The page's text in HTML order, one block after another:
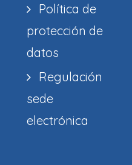
Política de
protección de
datos
Regulación
sede
electrónica